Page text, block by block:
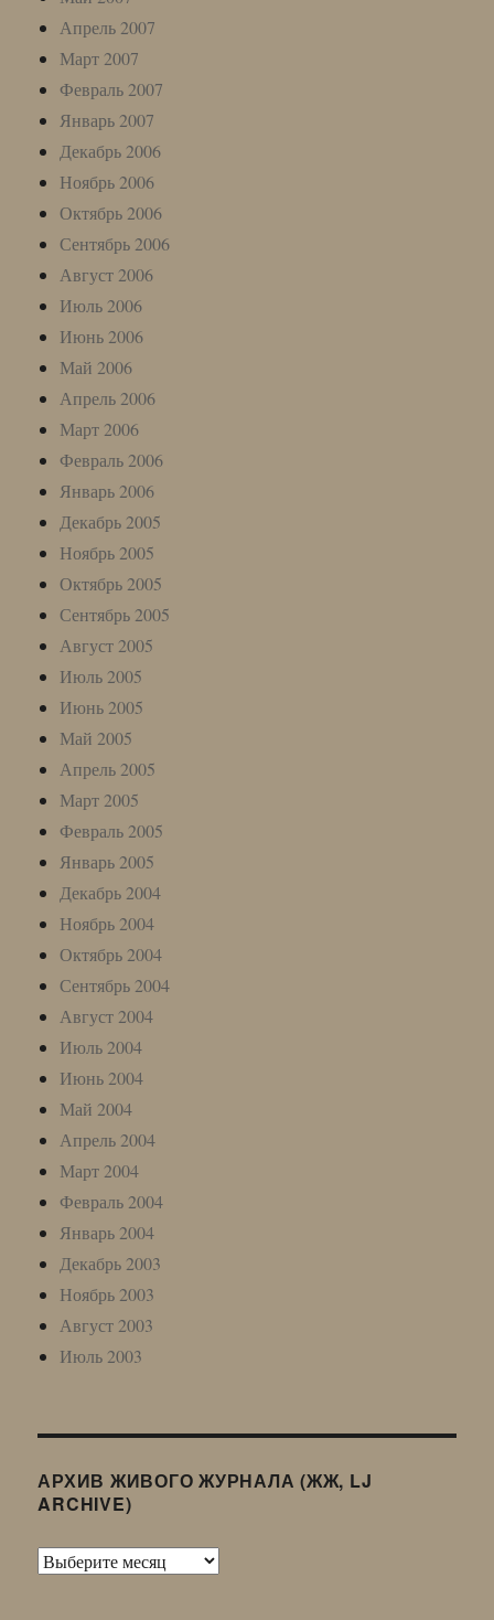
Апрель 2007
Март 2007
Февраль 2007
Январь 2007
Декабрь 2006
Ноябрь 2006
Октябрь 2006
Сентябрь 2006
Август 2006
Июль 2006
Июнь 2006
Май 2006
Апрель 2006
Март 2006
Февраль 2006
Январь 2006
Декабрь 2005
Ноябрь 2005
Октябрь 2005
Сентябрь 2005
Август 2005
Июль 2005
Июнь 2005
Май 2005
Апрель 2005
Март 2005
Февраль 2005
Январь 2005
Декабрь 2004
Ноябрь 2004
Октябрь 2004
Сентябрь 2004
Август 2004
Июль 2004
Июнь 2004
Май 2004
Апрель 2004
Март 2004
Февраль 2004
Январь 2004
Декабрь 2003
Ноябрь 2003
Август 2003
Июль 2003
АРХИВ ЖИВОГО ЖУРНАЛА (ЖЖ, LJ
ARCHIVE)
Архив